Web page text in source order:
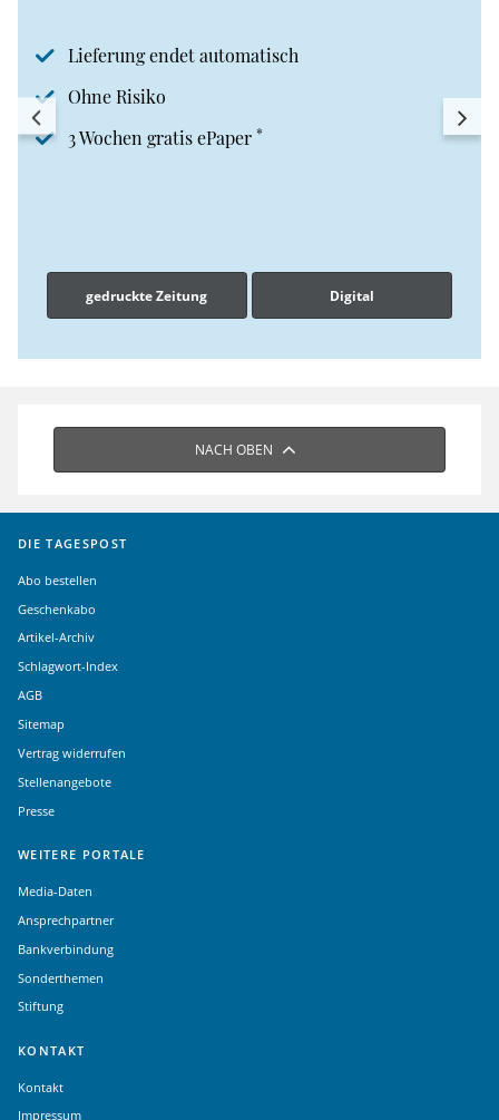
Lieferung endet automatisch
Ohne Risiko
3 Wochen gratis ePaper *
gedruckte Zeitung Digital
NACH OBEN
DIE TAGESPOST
Abo bestellen
Geschenkabo
Artikel-Archiv
Schlagwort-Index
AGB
Sitemap
Vertrag widerrufen
Stellenangebote
Presse
WEITERE PORTALE
Media-Daten
Ansprechpartner
Bankverbindung
Sonderthemen
Stiftung
KONTAKT
Kontakt
Impressum